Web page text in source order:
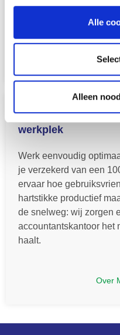
Alle
Alleen
worden. Installatie
Over
Microsoft 365 en
werkplek
Werk eenvoudig
je verzekerd van een
ervaar hoe
hartstikke productief
de snelweg: wij zorgen
accountantskantoor het
haalt.
Over